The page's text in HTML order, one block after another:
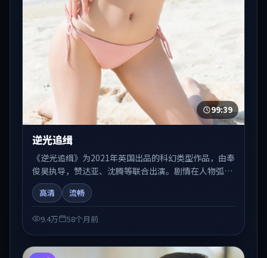
99:39
逆光追缉
《逆光追缉》为2021年英国出品的科幻类型作品，由奉
俊昊执导，赞达亚、沈腾等联合出演。剧情在人物弧光
与节奏推进中展开，兼具叙事张力与视听质感。可与站
内国产剧、电影、综艺片单交叉检索，便于「国产在线
高清 流畅
9.4万 58个月前